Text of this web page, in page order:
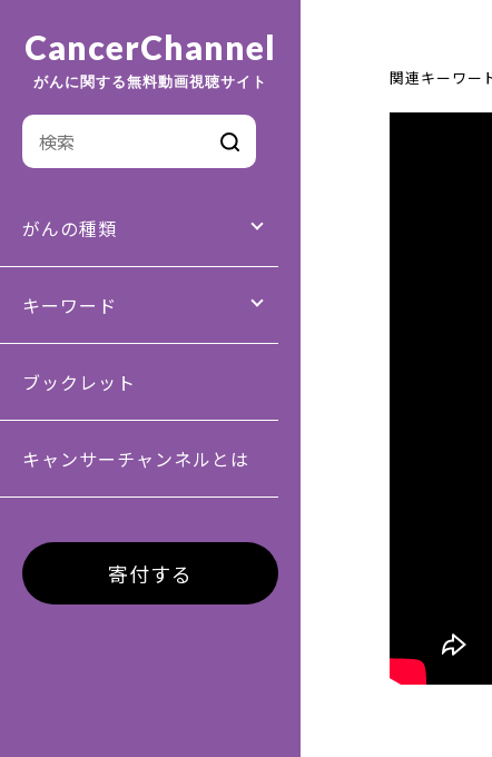
CancerChannel
がんに関する無料動画視聴サイト
がんの種類
キーワード
ブックレット
キャンサーチャンネルとは
寄付する
関連キーワー